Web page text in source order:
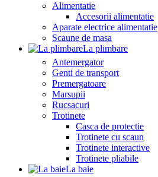
Alimentatie
Accesorii alimentatie
Aparate electrice alimentatie
Scaune de masa
La plimbare
Antemergator
Genti de transport
Premergatoare
Marsupii
Rucsacuri
Trotinete
Casca de protectie
Trotinete cu scaun
Trotinete interactive
Trotinete pliabile
La baie